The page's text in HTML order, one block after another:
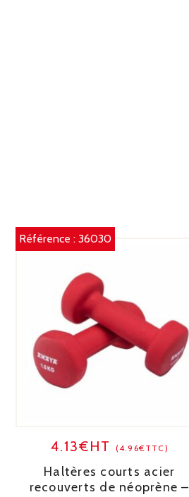
Référence : 36030
4.13€HT (4.96€TTC)
Haltères courts acier
recouverts de néoprène –